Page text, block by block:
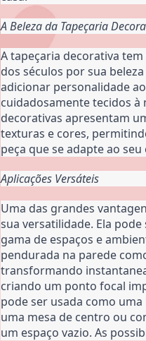
A Beleza da Tapeçaria
A tapeçaria decorativa
dos séculos por sua
adicionar personalidade
cuidadosamente tecidos à
decorativas apresentam
texturas e cores,
peça que se adapte ao
Aplicações Versáteis
Uma das grandes
sua versatilidade. Ela
gama de espaços e
pendurada na parede
transformando
criando um ponto focal
pode ser usada como
uma mesa de centro ou
um espaço vazio. As